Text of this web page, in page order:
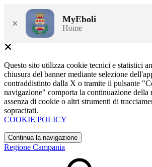
× MyEboli
Home
Questo sito utilizza cookie tecnici e statistici
chiusura del banner mediante selezione
contraddistinto dalla X o tramite il pulsante
navigazione" comporta la continuazione della
assenza di cookie o altri strumenti di
sopracitati.
COOKIE POLICY
Continua la navigazione
Regione Campania